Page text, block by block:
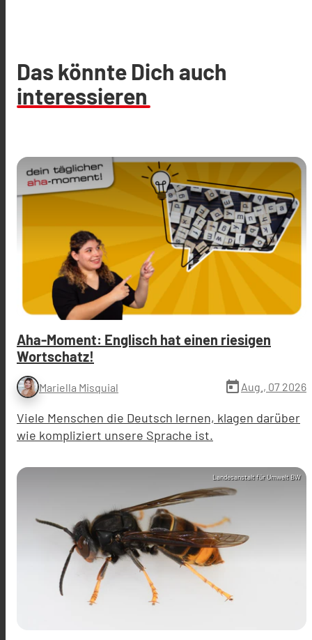
Das könnte Dich auch
interessieren
Aha-Moment: Englisch hat einen riesigen
Wortschatz!
Mariella Misquial today Aug., 07 2026
Viele Menschen die Deutsch lernen, klagen darüber
wie kompliziert unsere Sprache ist.
Landesanstalt für Umwelt BW